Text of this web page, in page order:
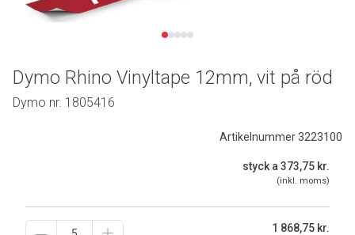
Artikelnummer 3223100
styck a 373,75 kr.
(inkl. moms)
1 868,75 kr.
Dymo Rhino Vinyltape 12mm, vit på röd
Dymo nr. 1805416